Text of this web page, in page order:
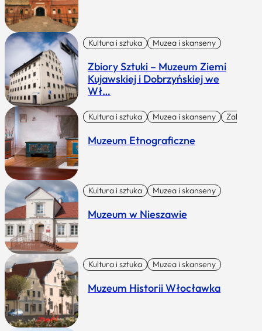
Kultura i sztuka Muzea i skanseny
Zbiory Sztuki – Muzeum Ziemi
Kujawskiej i Dobrzyńskiej we
Wł…
Kultura i sztuka Muzea i skanseny Zabytki I
Muzeum Etnograficzne
Kultura i sztuka Muzea i skanseny
Muzeum w Nieszawie
Kultura i sztuka Muzea i skanseny
Muzeum Historii Włocławka